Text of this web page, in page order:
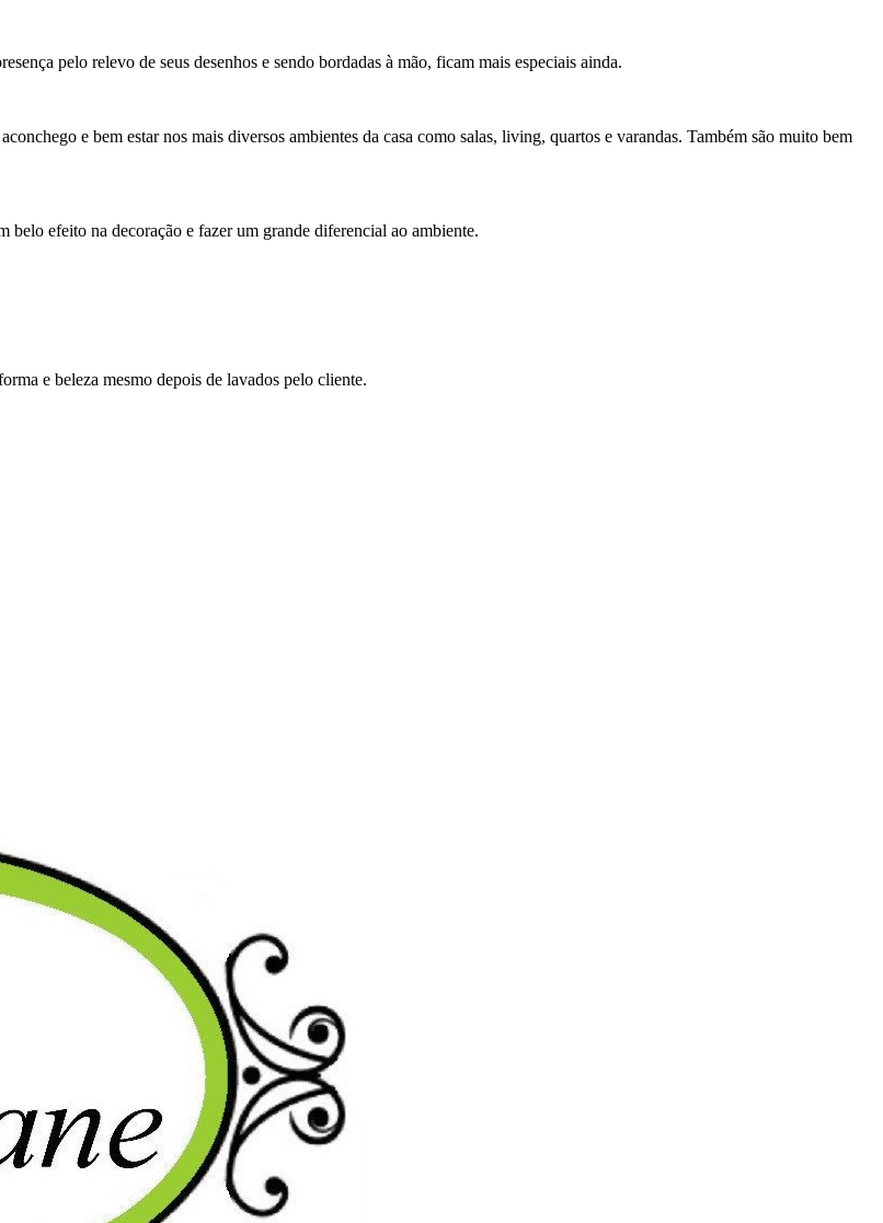
pelo relevo de seus desenhos e sendo bordadas à mão, ficam mais especiais ainda.
e bem estar nos mais diversos ambientes da casa como salas, living, quartos e varandas. Também são muito bem
belo efeito na decoração e fazer um grande diferencial ao ambiente.
e beleza mesmo depois de lavados pelo cliente.